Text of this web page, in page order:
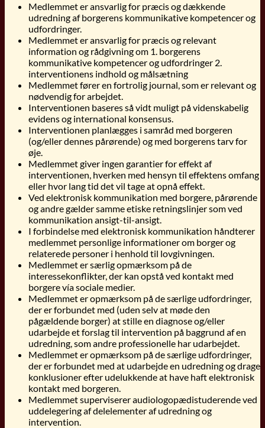
Medlemmet er ansvarlig for præcis og dækkende
udredning af borgerens kommunikative kompetencer og
udfordringer.
Medlemmet er ansvarlig for præcis og relevant
information og rådgivning om 1. borgerens
kommunikative kompetencer og udfordringer 2.
interventionens indhold og målsætning
Medlemmet fører en fortrolig journal, som er relevant og
nødvendig for arbejdet.
Interventionen baseres så vidt muligt på videnskabelig
evidens og international konsensus.
Interventionen planlægges i samråd med borgeren
(og/eller dennes pårørende) og med borgerens tarv for
øje.
Medlemmet giver ingen garantier for effekt af
interventionen, hverken med hensyn til effektens omfang
eller hvor lang tid det vil tage at opnå effekt.
Ved elektronisk kommunikation med borgere, pårørende
og andre gælder samme etiske retningslinjer som ved
kommunikation ansigt-til-ansigt.
I forbindelse med elektronisk kommunikation håndterer
medlemmet personlige informationer om borger og
relaterede personer i henhold til lovgivningen.
Medlemmet er særlig opmærksom på de
interessekonflikter, der kan opstå ved kontakt med
borgere vía sociale medier.
Medlemmet er opmærksom på de særlige udfordringer,
der er forbundet med (uden selv at møde den
pågældende borger) at stille en diagnose og/eller
udarbejde et forslag til intervention på baggrund af en
udredning, som andre professionelle har udarbejdet.
Medlemmet er opmærksom på de særlige udfordringer,
der er forbundet med at udarbejde en udredning og drage
konklusioner efter udelukkende at have haft elektronisk
kontakt med borgeren.
Medlemmet superviserer audiologopædistuderende ved
uddelegering af delelementer af udredning og
intervention.